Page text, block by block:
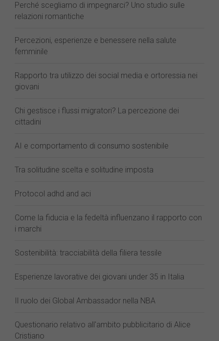
Perché scegliamo di impegnarci? Uno studio sulle
relazioni romantiche
Percezioni, esperienze e benessere nella salute
femminile
Rapporto tra utilizzo dei social media e ortoressia nei
giovani
Chi gestisce i flussi migratori? La percezione dei
cittadini
AI e comportamento di consumo sostenibile
Tra solitudine scelta e solitudine imposta
Protocol adhd and aci
Come la fiducia e la fedeltà influenzano il rapporto con
i marchi
Sostenibilità: tracciabilità della filiera tessile
Esperienze lavorative dei giovani under 35 in Italia
Il ruolo dei Global Ambassador nella NBA
Questionario relativo all'ambito pubblicitario di Alice
Cristiano